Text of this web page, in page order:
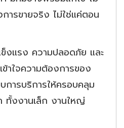
ารขายจริง ไม่ใช่แค่ตอน
งแรง ความปลอดภัย และ
ข้าใจความต้องการของ
ารบริการให้ครอบคลุม
ทั้งงานเล็ก งานใหญ่